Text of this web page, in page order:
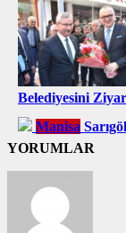
Belediyesini
Manisa
YORUMLAR